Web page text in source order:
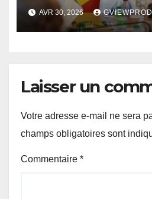
démarches
AVR 30, 2026 GVIEWPROD
Laisser un
Votre adresse e-mail ne sera
champs obligatoires sont
Commentaire *